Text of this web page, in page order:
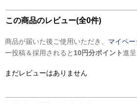
この商品のレビュー(全0件)
商品が届いた後ご使用いただき、 マイペー
ー投稿＆採用されると 10円分ポイント進呈
まだレビューはありません